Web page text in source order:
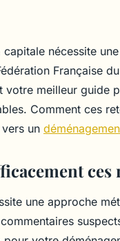
nécessite
Française
votre meilleur guide
Comment ces
un
une approche